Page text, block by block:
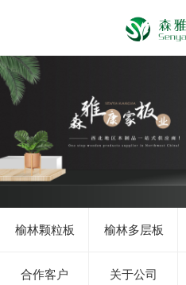
榆林颗粒板 榆林多层板
合作客户 关于公司